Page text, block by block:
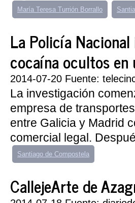
María Teresa Turrión Borrallo
La Policía
cocaína ocultos
2014-07-20 Fuente:
La investigación
empresa de
entre Galicia y Madrid
comercial legal.
Santiago de Compostela
CallejeArte de